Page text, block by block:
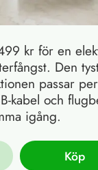
kr för en
Den
passar
kabel och
igång.
Köp